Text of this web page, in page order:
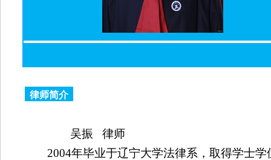
律师简介
吴振
律师
2004年毕业于辽宁大学法律系，取得学士学